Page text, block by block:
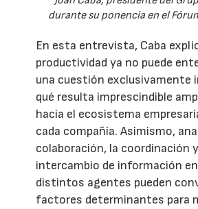
durante su ponencia en el
En esta entrevista, Caba
productividad ya no puede
una cuestión exclusivamente
qué resulta imprescindible
hacia el ecosistema
cada compañía. Asimismo,
colaboración, la coordinación
intercambio de información
distintos agentes pueden
factores determinantes para